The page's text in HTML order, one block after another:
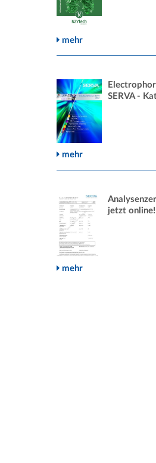
mehr
SERVA -
mehr
jetzt online!
mehr